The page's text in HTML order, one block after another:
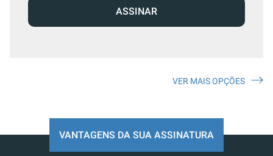
ASSINAR
VER MAIS OPÇÕES
VANTAGENS DA SUA ASSINATURA